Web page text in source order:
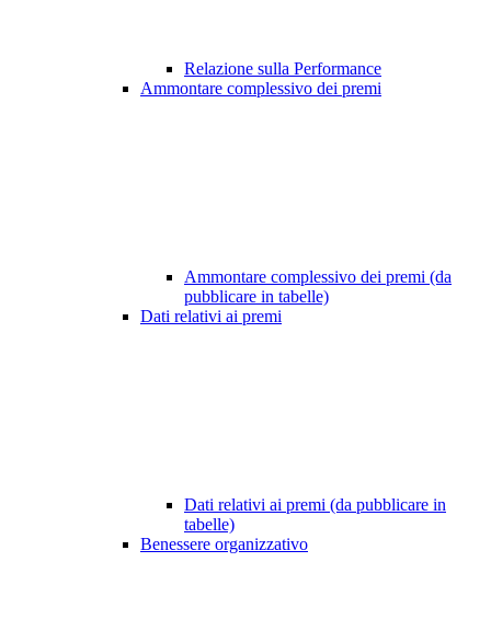
Relazione sulla Performance
Ammontare complessivo dei premi
Ammontare complessivo dei premi (da
pubblicare in tabelle)
Dati relativi ai premi
Dati relativi ai premi (da pubblicare in
tabelle)
Benessere organizzativo